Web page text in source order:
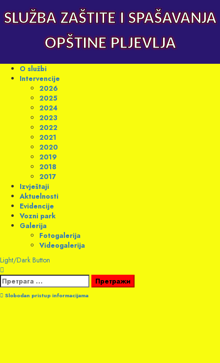
to
content
SLUŽBA ZAŠTITE I SPAŠAVANJA
OPŠTINE PLJEVLJA
Primary
Menu
O službi
Intervencije
2026
2025
2024
2023
2022
2021
2020
2019
2018
2017
Izvještaji
Aktuelnosti
Evidencije
Vozni park
Galerija
Fotogalerija
Videogalerija
Light/Dark Button
Претрага
за:
Slobodan pristup informacijama